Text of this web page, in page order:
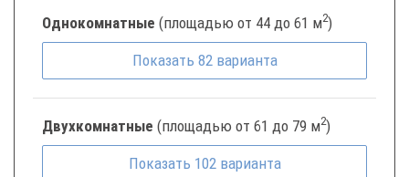
Однокомнатные (площадью от 44 до 61 м2)
Показать 82 варианта
Двухкомнатные (площадью от 61 до 79 м2)
Показать 102 варианта